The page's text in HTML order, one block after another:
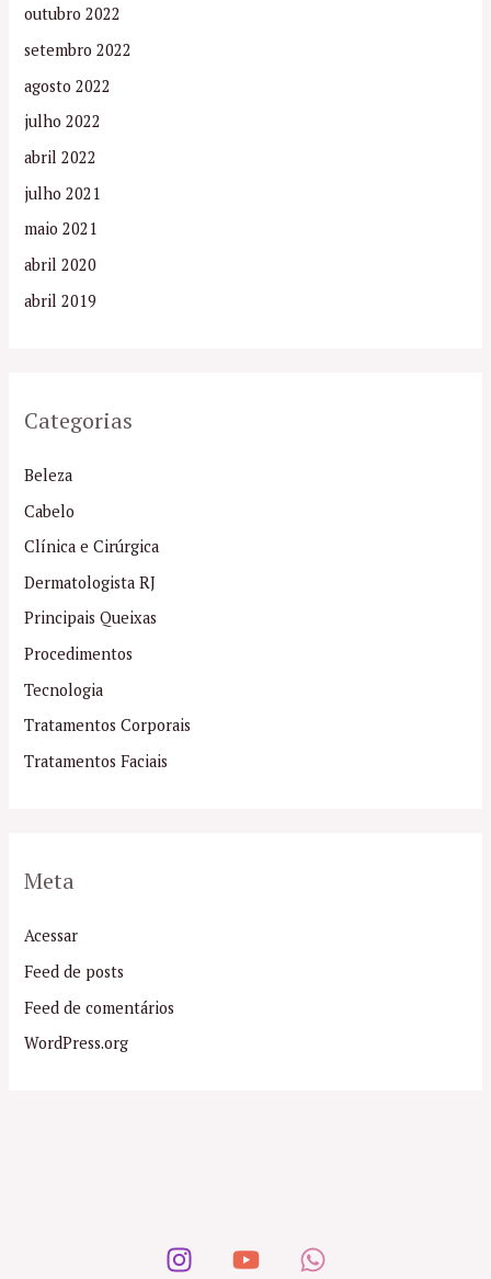
outubro 2022
setembro 2022
agosto 2022
julho 2022
abril 2022
julho 2021
maio 2021
abril 2020
abril 2019
Categorias
Beleza
Cabelo
Clínica e Cirúrgica
Dermatologista RJ
Principais Queixas
Procedimentos
Tecnologia
Tratamentos Corporais
Tratamentos Faciais
Meta
Acessar
Feed de posts
Feed de comentários
WordPress.org